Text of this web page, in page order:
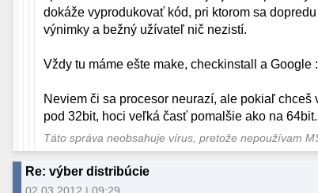
dokáže vyprodukovať kód, pri ktorom sa
výnimky a bežný užívateľ nič nezistí.
Vždy tu máme ešte make, checkinstall a Google
Neviem či sa procesor neurazí, ale pokiaľ
pod 32bit, hoci veľká časť pomalšie ako na 64bit.
Táto správa neobsahuje vírus, pretože nepoužívam
Re: výber distribúcie
02.03.2012 | 09:29